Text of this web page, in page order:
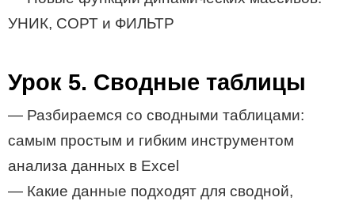
УНИК, СОРТ и ФИЛЬТР
Урок 5. Сводные таблицы
— Разбираемся со сводными таблицами:
самым простым и гибким инструментом
анализа данных в Excel
— Какие данные подходят для сводной,